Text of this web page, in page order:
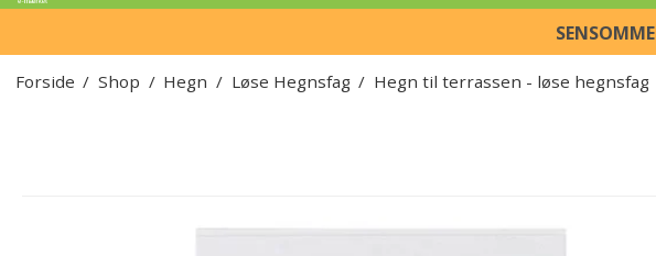
Forside / Shop / Hegn / Løse Hegnsfag / Hegn til terrassen - løse hegnsfag